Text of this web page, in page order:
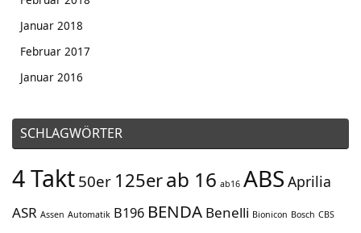
Januar 2018
Februar 2017
Januar 2016
SCHLAGWÖRTER
4 Takt50er 125erab 16 ab16 ABS Aprilia
ASR Assen Automatik B196 BENDA Benelli Bionicon Bosch CBS